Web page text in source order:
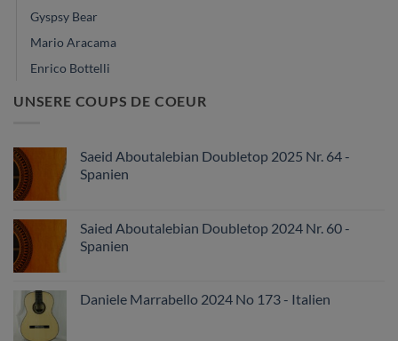
Gyspsy Bear
Mario Aracama
Enrico Bottelli
UNSERE COUPS DE COEUR
Saeid Aboutalebian Doubletop 2025 Nr. 64 -
Spanien
Saied Aboutalebian Doubletop 2024 Nr. 60 -
Spanien
Daniele Marrabello 2024 No 173 - Italien